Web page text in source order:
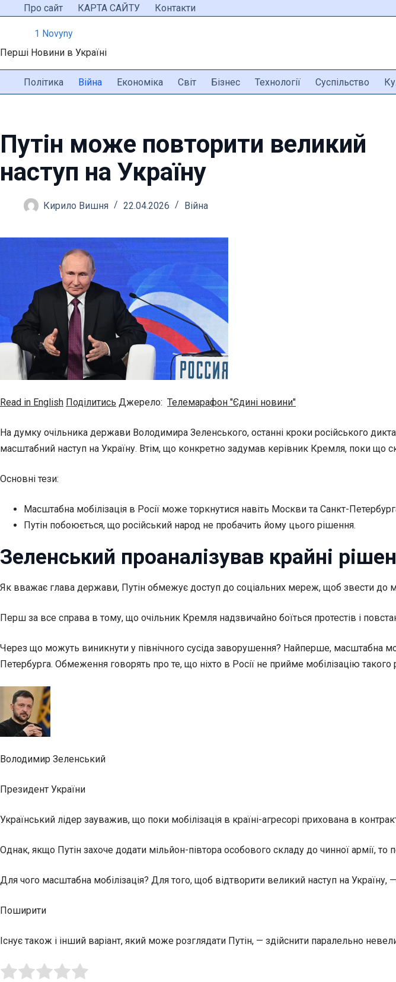
ПерейтиПро сайт КАРТА САЙТУ Контакти
1 Novyny
Перші Новини в Україні
Політика Війна Економіка Світ Бізнес Технології Суспільство
Путін може повторити великий
наступ на Україну
Кирило Вишня 22.04.2026 Війна
Read in English Поділитись Джерело: Телемарафон "Єдині новини"
На думку очільника держави Володимира Зеленського, останні кроки російського
масштабний наступ на Україну. Втім, що конкретно задумав керівник Кремля, поки що
Основні тези:
Масштабна мобілізація в Росії може торкнутися навіть Москви та Санкт-
Путін побоюється, що російський народ не пробачить йому цього рішення.
Зеленський проаналізував крайні
Як вважає глава держави, Путін обмежує доступ до соціальних мереж, щоб звести до
Перш за все справа в тому, що очільник Кремля надзвичайно боїться протестів і
Через що можуть виникнути у північного сусіда заворушення? Найперше, масштабна
Петербурга. Обмеження говорять про те, що ніхто в Росії не прийме мобілізацію такого
Володимир Зеленський
Президент України
Український лідер зауважив, що поки мобілізація в країні-агресорі прихована в
Однак, якщо Путін захоче додати мільйон-півтора особового складу до чинної армії, то
Для чого масштабна мобілізація? Для того, щоб відтворити великий наступ на Україну,
Поширити
Існує також і інший варіант, який може розглядати Путін, — здійснити паралельно
Rate this item: